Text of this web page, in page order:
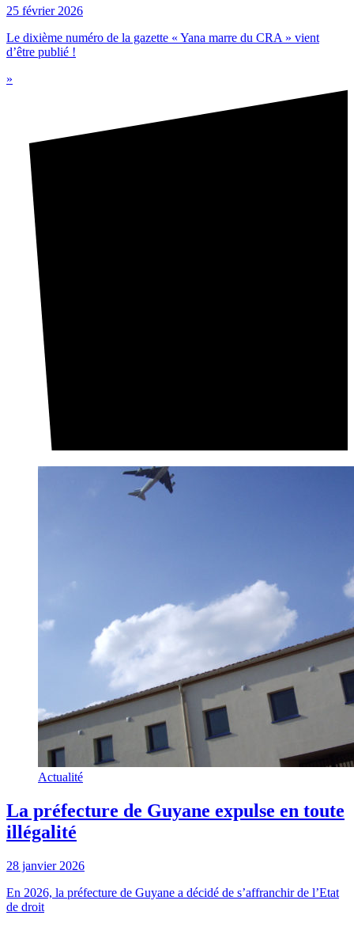
25 février 2026
Le dixième numéro de la gazette « Yana marre du CRA » vient
d’être publié !
»
Actualité
La préfecture de Guyane expulse en toute
illégalité
28 janvier 2026
En 2026, la préfecture de Guyane a décidé de s’affranchir de l’Etat
de droit